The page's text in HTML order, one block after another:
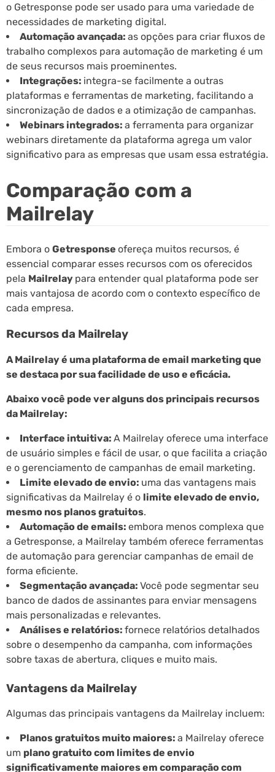
o Getresponse pode ser usado para uma variedade de
necessidades de marketing digital.
Automação avançada: as opções para criar fluxos de
trabalho complexos para automação de marketing é um
de seus recursos mais proeminentes.
Integrações: integra-se facilmente a outras
plataformas e ferramentas de marketing, facilitando a
sincronização de dados e a otimização de campanhas.
Webinars integrados: a ferramenta para organizar
webinars diretamente da plataforma agrega um valor
significativo para as empresas que usam essa estratégia.
Comparação com a
Mailrelay
Embora o Getresponse ofereça muitos recursos, é
essencial comparar esses recursos com os oferecidos
pela Mailrelay para entender qual plataforma pode ser
mais vantajosa de acordo com o contexto específico de
cada empresa.
Recursos da Mailrelay
A Mailrelay é uma plataforma de email marketing que
se destaca por sua facilidade de uso e eficácia.
Abaixo você pode ver alguns dos principais recursos
da Mailrelay:
Interface intuitiva: A Mailrelay oferece uma interface
de usuário simples e fácil de usar, o que facilita a criação
e o gerenciamento de campanhas de email marketing.
Limite elevado de envio: uma das vantagens mais
significativas da Mailrelay é o limite elevado de envio,
mesmo nos planos gratuitos.
Automação de emails: embora menos complexa que
a Getresponse, a Mailrelay também oferece ferramentas
de automação para gerenciar campanhas de email de
forma eficiente.
Segmentação avançada: Você pode segmentar seu
banco de dados de assinantes para enviar mensagens
mais personalizadas e relevantes.
Análises e relatórios: fornece relatórios detalhados
sobre o desempenho da campanha, com informações
sobre taxas de abertura, cliques e muito mais.
Vantagens da Mailrelay
Algumas das principais vantagens da Mailrelay incluem:
Planos gratuitos muito maiores: a Mailrelay oferece
um plano gratuito com limites de envio
significativamente maiores em comparação com